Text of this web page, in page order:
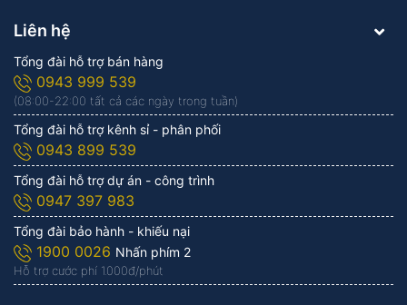
Liên hệ
Tổng đài hỗ trợ bán hàng
0943 999 539
(08:00-22:00 tất cả các ngày trong tuần)
Tổng đài hỗ trợ kênh sỉ - phân phối
0943 899 539
Tổng đài hỗ trợ dự án - công trình
0947 397 983
Tổng đài bảo hành - khiếu nại
1900 0026 Nhấn phím 2
Hỗ trợ cước phí 1.000đ/phút